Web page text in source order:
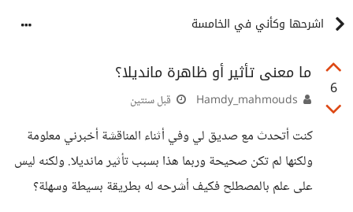
اشرحها وكأني في الخامسة
6
ما معنى تأثير أو ظاهرة مانديلا؟
قبل سنتين
كنت أتحدث مع صديق لي وفي أثناء المناقشة أخبرني معلومة
ولكنها لم تكن صحيحة وربما هذا بسبب تأثير مانديلا. ولكنه ليس
على علم بالمصطلح فكيف أشرحه له بطريقة بسيطة وسهلة؟